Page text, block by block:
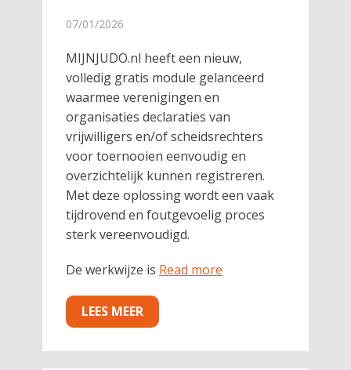
07/01/2026
MIJNJUDO.nl heeft een nieuw,
volledig gratis module gelanceerd
waarmee verenigingen en
organisaties declaraties van
vrijwilligers en/of scheidsrechters
voor toernooien eenvoudig en
overzichtelijk kunnen registreren.
Met deze oplossing wordt een vaak
tijdrovend en foutgevoelig proces
sterk vereenvoudigd.
De werkwijze is Read more
LEES MEER